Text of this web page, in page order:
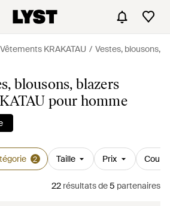
Vêtements KRAKATAU
Vestes, blousons,
blousons, blazers
pour homme
2 Taille Prix
22 résultatsde5 partenaires